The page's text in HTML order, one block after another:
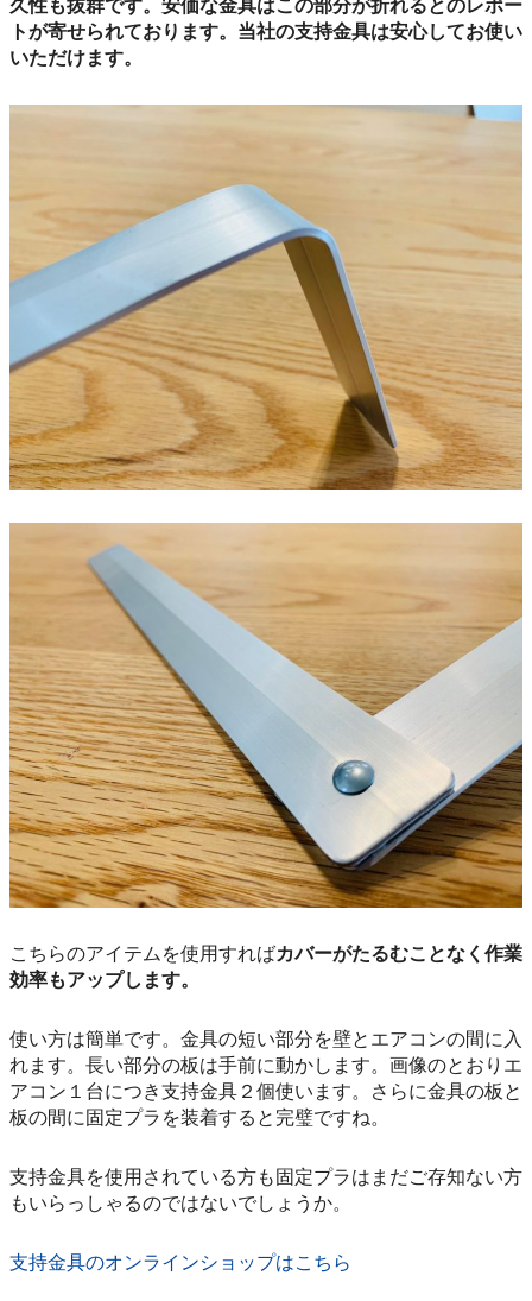
久性も抜群です。安価な金具はこの部分が折れるとのレポー
トが寄せられております。当社の支持金具は安心してお使い
いただけます。
こちらのアイテムを使用すればカバーがたるむことなく作業
効率もアップします。
使い方は簡単です。金具の短い部分を壁とエアコンの間に入
れます。長い部分の板は手前に動かします。画像のとおりエ
アコン１台につき支持金具２個使います。さらに金具の板と
板の間に固定プラを装着すると完璧ですね。
支持金具を使用されている方も固定プラはまだご存知ない方
もいらっしゃるのではないでしょうか。
支持金具のオンラインショップはこちら